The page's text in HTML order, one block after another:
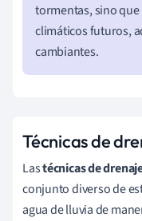
tormentas, sino
climáticos futuros,
cambiantes.
Técnicas de
Lastécnicas de
conjunto diverso de
agua de lluvia de